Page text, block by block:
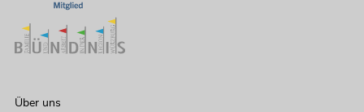
Über uns